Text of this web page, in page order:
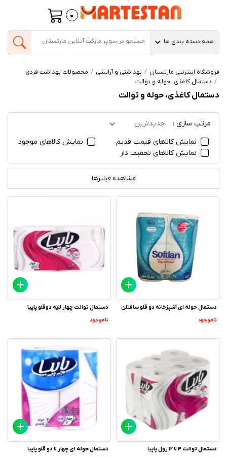
0
همه دسته بندی ها
فروشگاه اینترنتی مارتستان بهداشتی و آرایشی
محصولات بهداشت فردی
دستمال کاغذی، حوله و توالت
دستمال کاغذی، حوله و توالت
مرتب سازی :
جدیدترین
نمایش کالاهای قیمت قدیم
نمایش کالاهای موجود
نمایش کالاهای تخفیف دار
مشاهده فیلترها
دستمال حوله ای آشپزخانه دو قلو سافتلن
ناموجود
دستمال توالت چهار لایه دوقلو پاپیا
ناموجود
دستمال توالت 4 لا 12 رول پاپیا دستمال حوله ای چهار لا دو قلو پاپیا